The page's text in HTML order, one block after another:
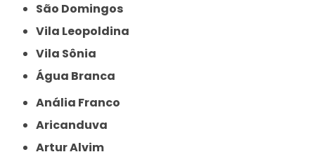
São Domingos
Vila Leopoldina
Vila Sônia
Água Branca
Anália Franco
Aricanduva
Artur Alvim